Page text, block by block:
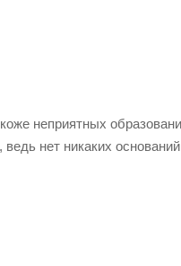
неприятных
нет никаких